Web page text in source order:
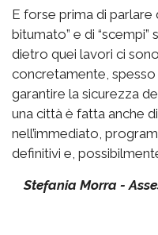
E forse prima di parlare
bitumato” e di
dietro quei lavori ci
concretamente,
garantire la sicurezza
una città è fatta anche
nell’immediato,
definitivi e,
Stefania Morra -